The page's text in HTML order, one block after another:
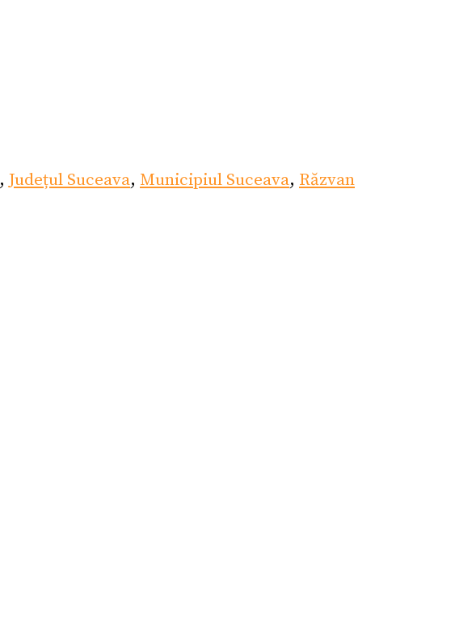
, Județul Suceava, Municipiul Suceava, Răzvan